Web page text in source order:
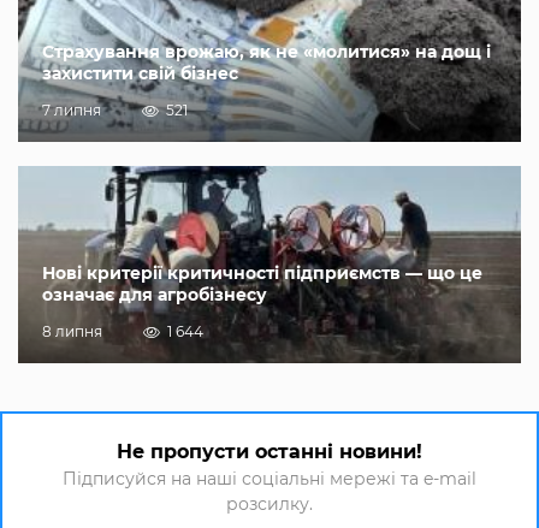
Страхування врожаю, як не «молитися» на дощ і
захистити свій бізнес
7 липня 521
Нові критерії критичності підприємств — що це
означає для агробізнесу
8 липня 1 644
Не пропусти останні новини!
Підписуйся на наші соціальні мережі та e-mail
розсилку.